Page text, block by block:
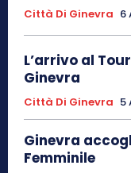
Città Di Ginevra 6
L’arrivo al
Ginevra
Città Di Ginevra 5
Ginevra
Femminile